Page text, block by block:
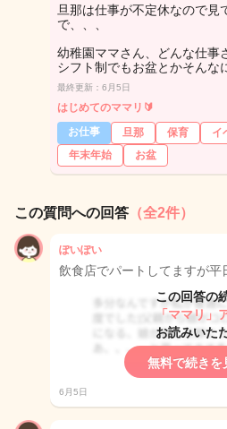
旦那は仕事が不定休なので見
で、、、
幼稚園ママさん、どんな仕事
シフト制でもお盆とかそんな
最終更新：6月5日
はじめてのママリ🔰
お仕事
旦那 保育 イ
年末年始
お盆
この質問への回答 （全2件）
ぽいぽい
飲食店でパートしてますが平
この回答の
「ママリ」
お読みいた
無料で続きを
6月5日